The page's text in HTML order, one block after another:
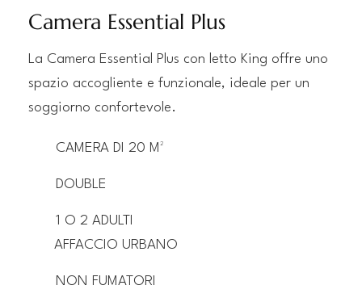
Camera Essential Plus
La Camera Essential Plus con letto King offre uno
spazio accogliente e funzionale, ideale per un
soggiorno confortevole.
CAMERA DI 20 M²
DOUBLE
1 O 2 ADULTI
AFFACCIO URBANO
NON FUMATORI